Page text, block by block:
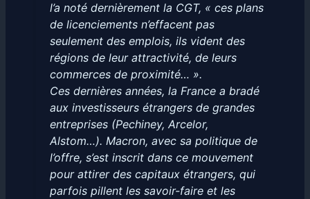
l’a noté dernièrement la CGT, « ces plans
de licenciements n’effacent pas
seulement des emplois, ils vident des
régions de leur attractivité, de leurs
commerces de proximité… ».
Ces dernières années, la France a bradé
aux investisseurs étrangers de grandes
entreprises (Pechiney, Arcelor,
Alstom…). Macron, avec sa politique de
l’offre, s’est inscrit dans ce mouvement
pour attirer des capitaux étrangers, qui
parfois pillent les savoir-faire et les